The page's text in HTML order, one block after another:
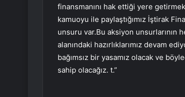
finansmanını hak ettiği yere
kamuoyu ile paylaştığımız İştirak
unsuru var.Bu aksiyon unsurlarının
alanındaki hazırlıklarımız devam
bağımsız bir yasamız olacak ve
sahip olacağız. t.”